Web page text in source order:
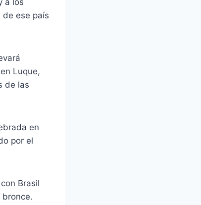
a los
de ese país
Luque,
de las
en
por el
Brasil